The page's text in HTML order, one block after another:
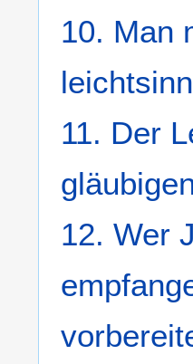
10. Man
11. Der
12. Wer